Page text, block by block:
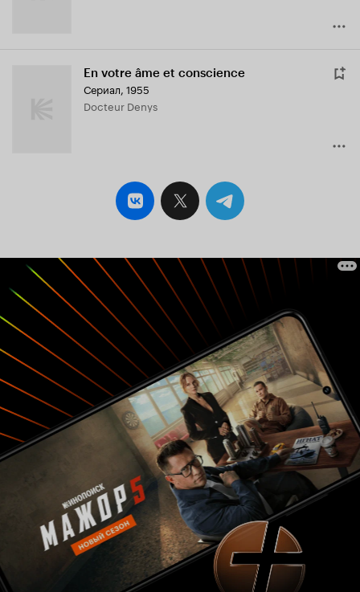
En votre âme et conscience
Сериал, 1955
Docteur Denys